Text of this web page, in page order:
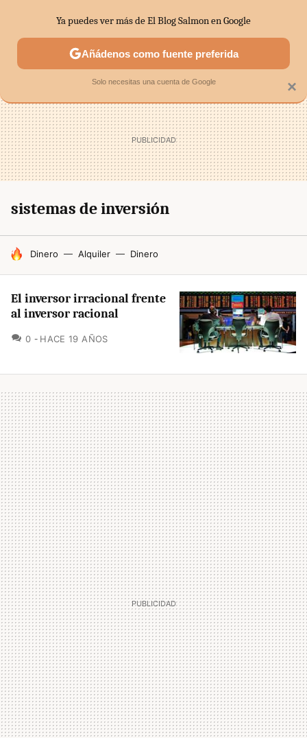
SECTORES ECONOMÍA DOMÉSTICA MERCADOS
sistemas de inversión
HOY SE HABLA DE
Dinero Alquiler Dinero
El inversor irracional frente
al inversor racional
0 COMENTARIOS
HACE 19 AÑOS
×
Ya puedes ver más de El Blog Salmon en Google
Añádenos como fuente preferida
Solo necesitas una cuenta de Google